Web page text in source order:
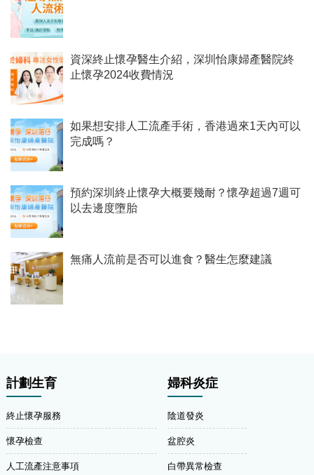
資深終止懷孕醫生介紹，深圳怡康婦產醫院終
止懷孕2024收費情況
如果想安排人工流產手術，香港過來1天內可以
完成嗎？
預約深圳終止懷孕大概要幾耐？懷孕超過7週可
以去邊度墮胎
無痛人流前是否可以進食？醫生怎麼建議
計劃生育
終止懷孕服務
懷孕檢查
人工流產注意事項
婦科炎症
陰道發炎
盆腔炎
白帶異常檢查